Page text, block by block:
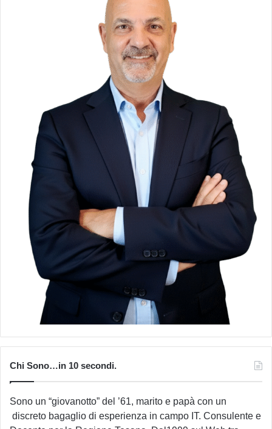
Chi Sono…in 10 secondi.
Sono un “giovanotto” del ’61, marito e papà con un
discreto bagaglio di esperienza in campo IT. Consulente e